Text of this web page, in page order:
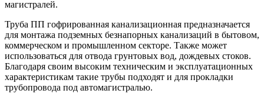
магистралей.
Труба ПП гофрированная канализационная предназначается
для монтажа подземных безнапорных канализаций в бытовом,
коммерческом и промышленном секторе. Также может
использоваться для отвода грунтовых вод, дождевых стоков.
Благодаря своим высоким техническим и эксплуатационных
характеристикам такие трубы подходят и для прокладки
трубопровода под автомагистралью.